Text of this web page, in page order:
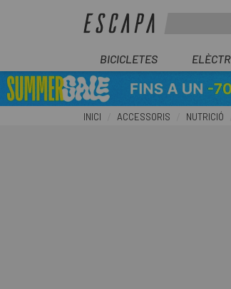
BICICLETES
INICI ACCESSORIS NUTRICIÓ